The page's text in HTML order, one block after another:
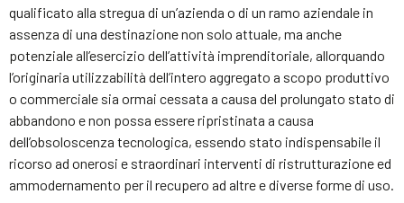
qualificato alla stregua di un’azienda o di un ramo aziendale in
assenza di una destinazione non solo attuale, ma anche
potenziale all’esercizio dell’attività imprenditoriale, allorquando
l’originaria utilizzabilità dell’intero aggregato a scopo produttivo
o commerciale sia ormai cessata a causa del prolungato stato di
abbandono e non possa essere ripristinata a causa
dell’obsoloscenza tecnologica, essendo stato indispensabile il
ricorso ad onerosi e straordinari interventi di ristrutturazione ed
ammodernamento per il recupero ad altre e diverse forme di uso.